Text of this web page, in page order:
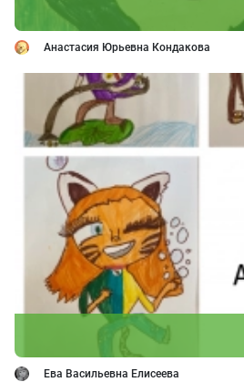
Анастасия Юрьевна Кондакова
Ева Васильевна Елисеева